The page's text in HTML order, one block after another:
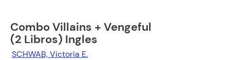
Combo Villains + Vengeful
(2 Libros) Ingles
SCHWAB, Victoria E.